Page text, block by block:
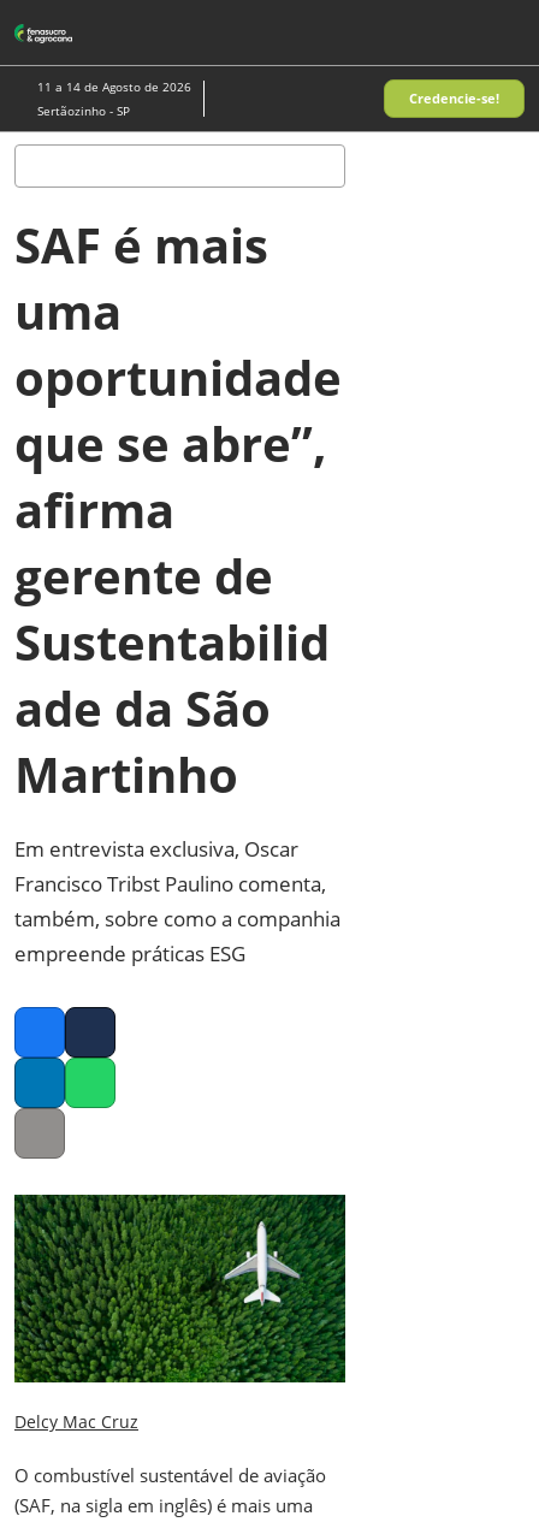
para
o
conteúdo
11 a 14 de Agosto de 2026
Sertãozinho - SP
Credencie-se!
SAF é mais
uma
oportunidade
que se abre”,
afirma
gerente de
Sustentabilid
ade da São
Martinho
Em entrevista exclusiva, Oscar
Francisco Tribst Paulino comenta,
também, sobre como a companhia
empreende práticas ESG
FacebookTwitter
LinkedInWhatsapp
Copy link
Delcy Mac Cruz
O combustível sustentável de aviação
(SAF, na sigla em inglês) é mais uma